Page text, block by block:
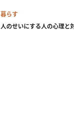
暮らす
人のせいにする人の心理と